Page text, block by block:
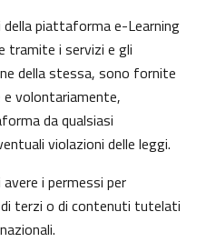
piattaforma e-Learning
tramite i servizi e gli
della stessa, sono fornite
volontariamente,
da qualsiasi
violazioni delle leggi.
i permessi per
terzi o di contenuti tutelati